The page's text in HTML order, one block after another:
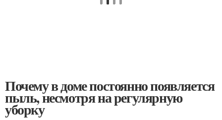
Почему в доме постоянно появляется
пыль, несмотря на регулярную
уборку